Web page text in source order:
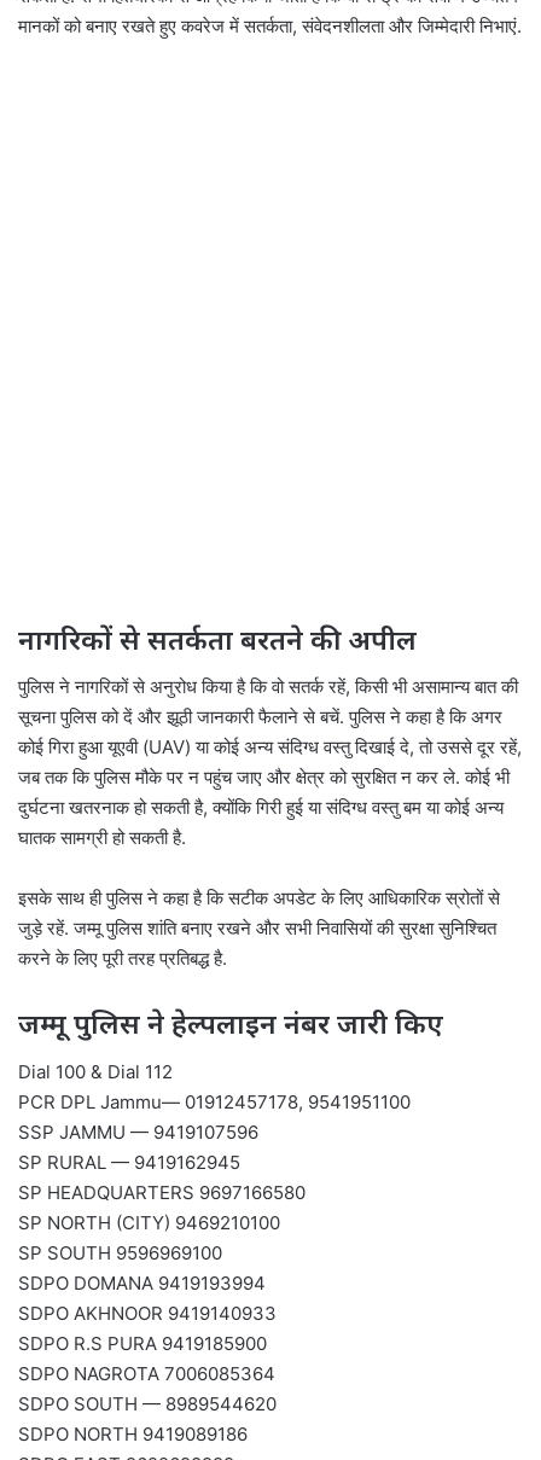
मानकों को बनाए रखते हुए कवरेज में सतर्कता, संवेदनशीलता और जिम्मेदारी निभाएं.
नागरिकों से सतर्कता बरतने की अपील
पुलिस ने नागरिकों से अनुरोध किया है कि वो सतर्क रहें, किसी भी असामान्य बात की
सूचना पुलिस को दें और झूठी जानकारी फैलाने से बचें. पुलिस ने कहा है कि अगर
कोई गिरा हुआ यूएवी (UAV) या कोई अन्य संदिग्ध वस्तु दिखाई दे, तो उससे दूर रहें,
जब तक कि पुलिस मौके पर न पहुंच जाए और क्षेत्र को सुरक्षित न कर ले. कोई भी
दुर्घटना खतरनाक हो सकती है, क्योंकि गिरी हुई या संदिग्ध वस्तु बम या कोई अन्य
घातक सामग्री हो सकती है.
इसके साथ ही पुलिस ने कहा है कि सटीक अपडेट के लिए आधिकारिक स्रोतों से
जुड़े रहें. जम्मू पुलिस शांति बनाए रखने और सभी निवासियों की सुरक्षा सुनिश्चित
करने के लिए पूरी तरह प्रतिबद्ध है.
जम्मू पुलिस ने हेल्पलाइन नंबर जारी किए
Dial 100 & Dial 112
PCR DPL Jammu— 01912457178, 9541951100
SSP JAMMU — 9419107596
SP RURAL — 9419162945
SP HEADQUARTERS 9697166580
SP NORTH (CITY) 9469210100
SP SOUTH 9596969100
SDPO DOMANA 9419193994
SDPO AKHNOOR 9419140933
SDPO R.S PURA 9419185900
SDPO NAGROTA 7006085364
SDPO SOUTH — 8989544620
SDPO NORTH 9419089186